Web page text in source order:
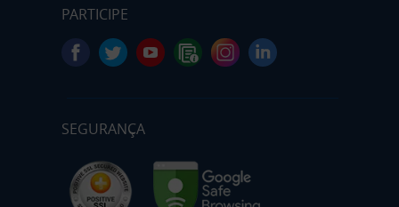
PARTICIPE
SEGURANÇA